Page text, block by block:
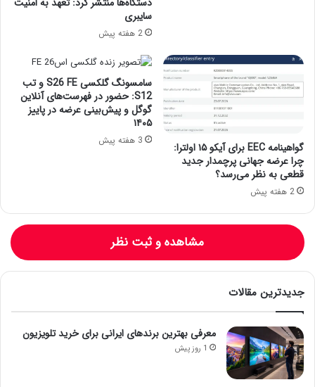
سایبری
2 هفته پیش
گواهینامه EEC برای آیکو ۱۵ اولترا:
چرا عرضه جهانی پرچمدار جدید
قطعی به نظر می‌رسد؟
2 هفته پیش
سامسونگ گلکسی S26 FE و تب
S12: حضور در فهرست‌های آنلاین
گوگل و پیش‌بینی عرضه در پاییز
۱۴۰۵
3 هفته پیش
مشاهده و ثبت نظر
جدیدترین مقالات
معرفی بهترین برندهای ایرانی برای خرید تلویزیون
1 روز پیش